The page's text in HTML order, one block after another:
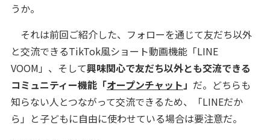
うか。
それは前回ご紹介した、フォローを通じて友だち以外
と交流できるTikTok風ショート動画機能「LINE
VOOM」、そして興味関心で友だち以外とも交流できる
コミュニティー機能「オープンチャット」 だ。どちらも
知らない人とつながって交流できるため、「LINEだか
ら」と子どもに自由に使わせている場合は要注意だ。